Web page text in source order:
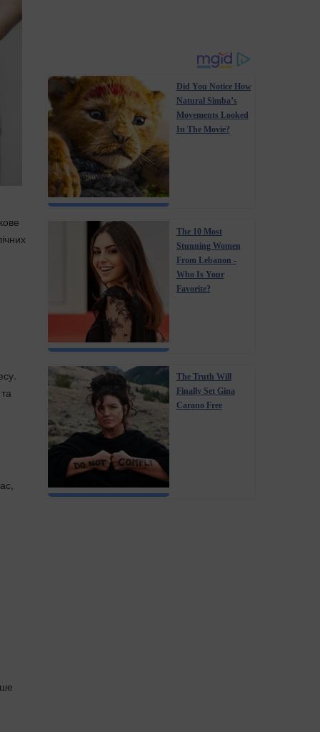
Did You Notice How
Natural Simba’s
Movements Looked
In The Movie?
The 10 Most
Stunning Women
From Lebanon -
Who Is Your
Favorite?
The Truth Will
Finally Set Gina
Carano Free